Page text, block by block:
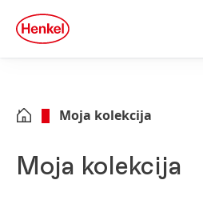
Skip to footer
quick
search
Moja kolekcija
Moja kolekcija